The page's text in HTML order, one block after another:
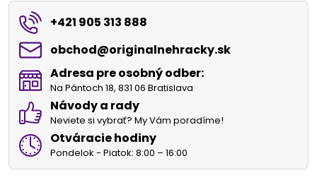
+421 905 313 888
obchod​@originalnehracky​.sk
Adresa pre osobný odber:
Na Pántoch 18, 831 06 Bratislava
Návody a rady
Neviete si vybrať? My Vám poradíme!
Otváracie hodiny
Pondelok - Piatok: 8:00 – 16:00